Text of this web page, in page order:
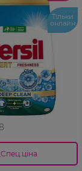
Тільки
онлайн